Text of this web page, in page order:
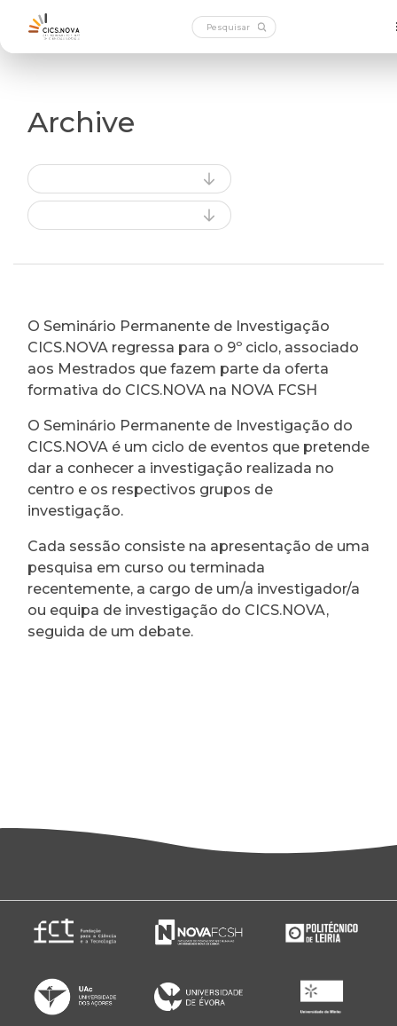
Archive
O Seminário Permanente de Investigação
CICS.NOVA regressa para o 9º ciclo, associado
aos Mestrados que fazem parte da oferta
formativa do CICS.NOVA na NOVA FCSH
O Seminário Permanente de Investigação do
CICS.NOVA é um ciclo de eventos que pretende
dar a conhecer a investigação realizada no
centro e os respectivos grupos de
investigação.
Cada sessão consiste na apresentação de uma
pesquisa em curso ou terminada
recentemente, a cargo de um/a investigador/a
ou equipa de investigação do CICS.NOVA,
seguida de um debate.